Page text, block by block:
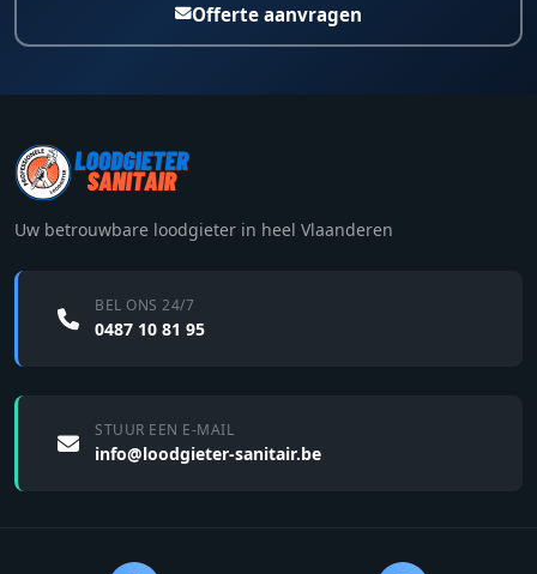
Offerte aanvragen
Uw betrouwbare loodgieter in heel Vlaanderen
BEL ONS 24/7
0487 10 81 95
STUUR EEN E-MAIL
info@loodgieter-sanitair.be